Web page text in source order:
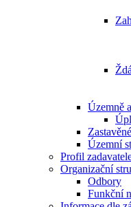
Územně
Územní
Profil
Organizační
Odbory
Funkční